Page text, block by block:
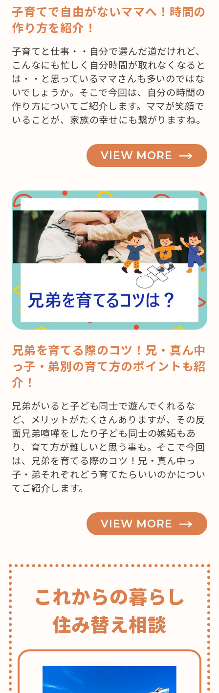
子育てで自由がないママへ！時間の
作り方を紹介！
子育てと仕事・・自分で選んだ道だけれど、
こんなにも忙しく自分時間が取れなくなると
は・・と思っているママさんも多いのではな
いでしょうか。そこで今回は、自分の時間の
作り方についてご紹介します。ママが笑顔で
いることが、家族の幸せにも繋がりますね。
VIEW MORE
兄弟を育てる際のコツ！兄・真ん中
っ子・弟別の育て方のポイントも紹
介！
兄弟がいると子ども同士で遊んでくれるな
ど、メリットがたくさんありますが、その反
面兄弟喧嘩をしたり子ども同士の嫉妬もあ
り、育て方が難しいと思う事も。そこで今回
は、兄弟を育てる際のコツ！兄・真ん中っ
子・弟それぞれどう育てたらいいのかについ
てご紹介します。
VIEW MORE
これからの暮らし
住み替え相談